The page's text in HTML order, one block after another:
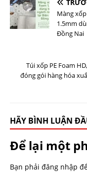
Màng
1.5mm
Đồng Nai
Túi xốp PE Foam
đóng gói hàng hóa
HÃY BÌNH LUẬN
Để lại một
Bạn phải đăng nhập